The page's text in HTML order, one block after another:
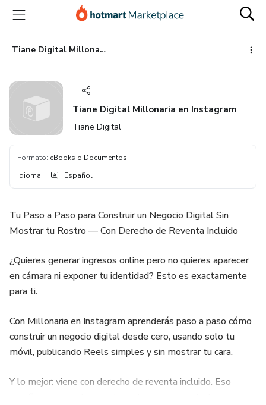
principal
página
de
página
Tiane Digital Millonaria en Instagram
Tiane Digital Millonaria en Instagram
Tiane Digital
Formato: eBooks o Documentos
Idioma: Español
Tu Paso a Paso para Construir un Negocio Digital Sin
Mostrar tu Rostro — Con Derecho de Reventa Incluido
¿Quieres generar ingresos online pero no quieres aparecer
en cámara ni exponer tu identidad? Esto es exactamente
para ti.
Con Millonaria en Instagram aprenderás paso a paso cómo
construir un negocio digital desde cero, usando solo tu
móvil, publicando Reels simples y sin mostrar tu cara.
Y lo mejor: viene con derecho de reventa incluido. Eso